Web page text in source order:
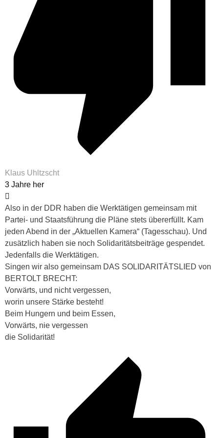
Klaus Uhltzscht
3 Jahre her
Also in der DDR haben die Werktätigen gemeinsam mit
Partei- und Staatsführung die Pläne stets übererfüllt. Kam
jeden Abend in der „Aktuellen Kamera“ (Tagesschau). Und
zusätzlich haben sie noch Solidaritätsbeiträge gespendet.
Jedenfalls die Werktätigen.
Singen wir also gemeinsam DAS SOLIDARITÄTSLIED von
BERTOLT BRECHT:
Vorwärts, und nicht vergessen,
worin unsere Stärke besteht!
Beim Hungern und beim Essen,
Vorwärts, nie vergessen
die Solidarität!